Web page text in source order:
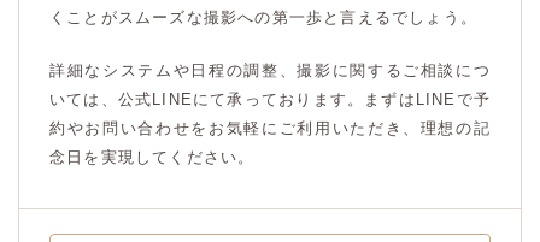
くことがスムーズな撮影への第一歩と言えるでしょう。
詳細なシステムや日程の調整、撮影に関するご相談につ
いては、公式LINEにて承っております。まずはLINEで予
約やお問い合わせをお気軽にご利用いただき、理想の記
念日を実現してください。